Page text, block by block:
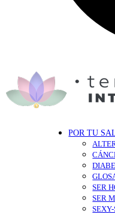
POR TU
SER
SER